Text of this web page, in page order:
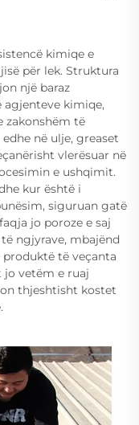
kimiqe e
për lek. Struktura
një baraz
agjenteve kimiqe,
zakonshëm të
në ulje, greaset
vlerësuar në
e ushqimit.
kur është i
siguruan gatë
jo poroze e saj
ngjyrave, mbajënd
të veçanta
jo vetëm e ruaj
thjeshtisht kostet